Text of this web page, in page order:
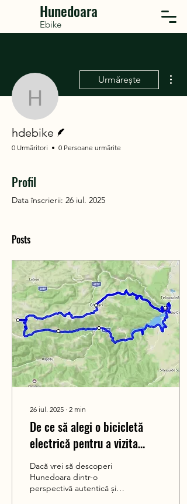
Hunedoara
Ebike
hdebike
Urmărește
hdebike
0 Urmăritori 0 Persoane urmărite
Profil
Data înscrierii: 26 iul. 2025
Posts
26 iul. 2025 ∙ 2 min
De ce să alegi o bicicletă
electrică pentru a vizita
Hunedoara?
Dacă vrei să descoperi
Hunedoara dintr-o
perspectivă autentică și